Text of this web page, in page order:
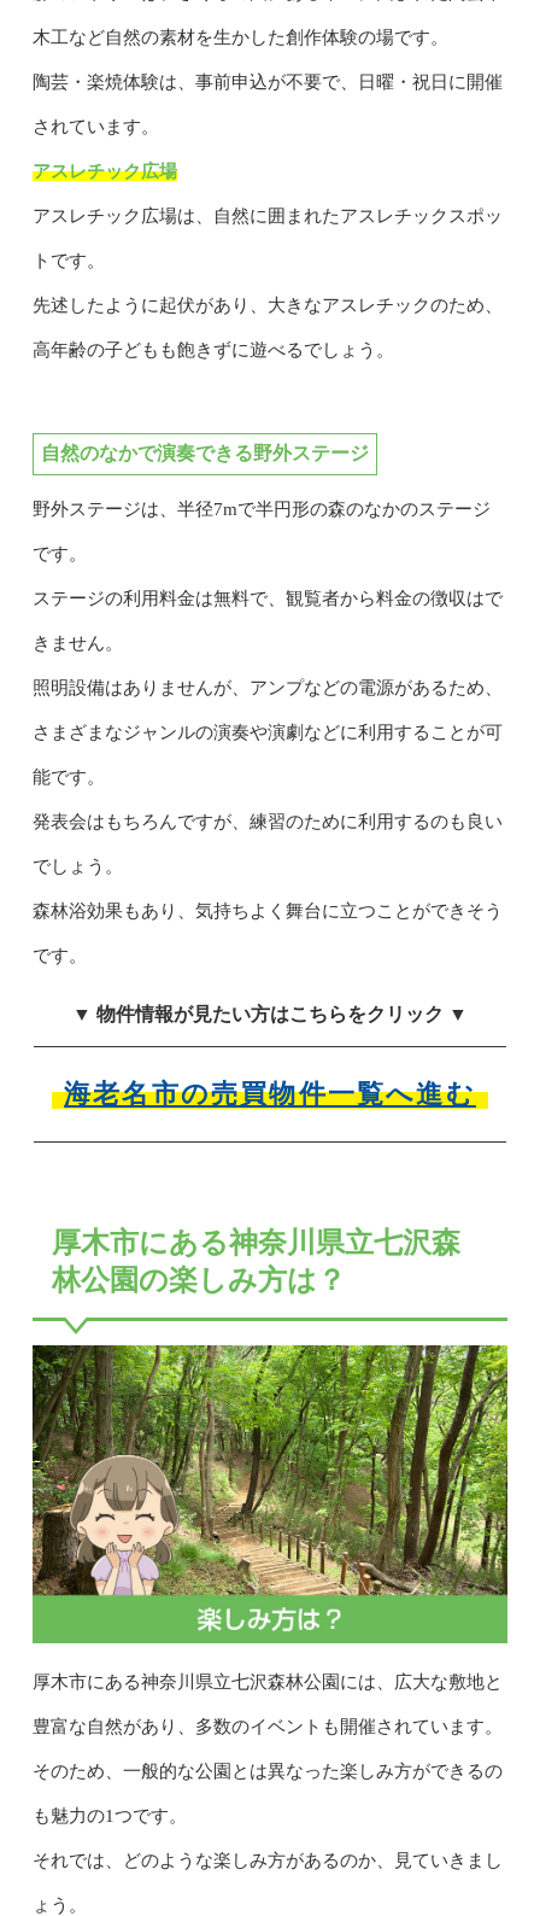
木工など自然の素材を生かした創作体験の場です。
陶芸・楽焼体験は、事前申込が不要で、日曜・祝日に開催
されています。
アスレチック広場
アスレチック広場は、自然に囲まれたアスレチックスポッ
トです。
先述したように起伏があり、大きなアスレチックのため、
高年齢の子どもも飽きずに遊べるでしょう。
自然のなかで演奏できる野外ステージ
野外ステージは、半径7mで半円形の森のなかのステージ
です。
ステージの利用料金は無料で、観覧者から料金の徴収はで
きません。
照明設備はありませんが、アンプなどの電源があるため、
さまざまなジャンルの演奏や演劇などに利用することが可
能です。
発表会はもちろんですが、練習のために利用するのも良い
でしょう。
森林浴効果もあり、気持ちよく舞台に立つことができそう
です。
▼ 物件情報が見たい方はこちらをクリック ▼
海老名市の売買物件一覧へ進む
厚木市にある神奈川県立七沢森
林公園の楽しみ方は？
厚木市にある神奈川県立七沢森林公園には、広大な敷地と
豊富な自然があり、多数のイベントも開催されています。
そのため、一般的な公園とは異なった楽しみ方ができるの
も魅力の1つです。
それでは、どのような楽しみ方があるのか、見ていきまし
ょう。